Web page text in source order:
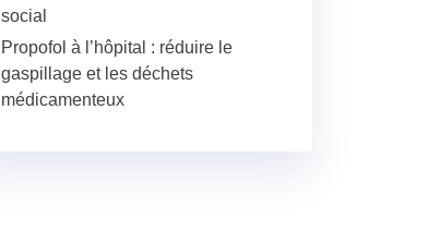
social
Propofol à l’hôpital : réduire le
gaspillage et les déchets
médicamenteux